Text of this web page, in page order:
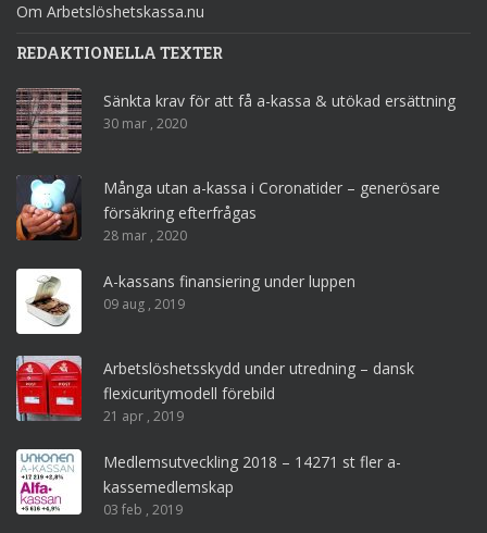
Om Arbetslöshetskassa.nu
REDAKTIONELLA TEXTER
Sänkta krav för att få a-kassa & utökad ersättning
30 mar , 2020
Många utan a-kassa i Coronatider – generösare
försäkring efterfrågas
28 mar , 2020
A-kassans finansiering under luppen
09 aug , 2019
Arbetslöshetsskydd under utredning – dansk
flexicuritymodell förebild
21 apr , 2019
Medlemsutveckling 2018 – 14271 st fler a-
kassemedlemskap
03 feb , 2019